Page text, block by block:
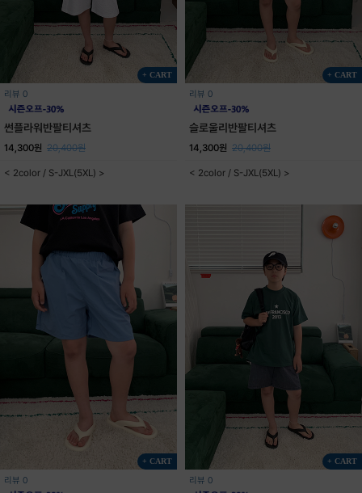
+ CART
리뷰 0
썬플라워반팔티셔츠
14,300원 20,400원
< 2color / S-JXL(5XL) >
+ CART
리뷰 0
슬로울리반팔티셔츠
14,300원 20,400원
< 2color / S-JXL(5XL) >
+ CART
리뷰 0
+ CART
리뷰 0